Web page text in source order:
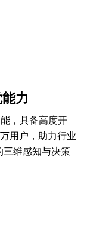
力
，具备高度开
用户，助力行业
维感知与决策